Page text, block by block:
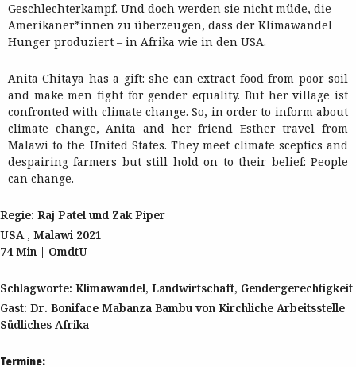
Geschlechterkampf. Und doch werden sie nicht müde, die
Amerikaner*innen zu überzeugen, dass der Klimawandel
Hunger produziert – in Afrika wie in den USA.
Anita Chitaya has a gift: she can extract food from poor soil
and make men fight for gender equality. But her village ist
confronted with climate change. So, in order to inform about
climate change, Anita and her friend Esther travel from
Malawi to the United States. They meet climate sceptics and
despairing farmers but still hold on to their belief: People
can change.
Regie: Raj Patel und Zak Piper
USA , Malawi 2021
74 Min | OmdtU
Schlagworte: Klimawandel, Landwirtschaft, Gendergerechtigkeit
Gast: Dr. Boniface Mabanza Bambu von Kirchliche Arbeitsstelle
Südliches Afrika
Termine: